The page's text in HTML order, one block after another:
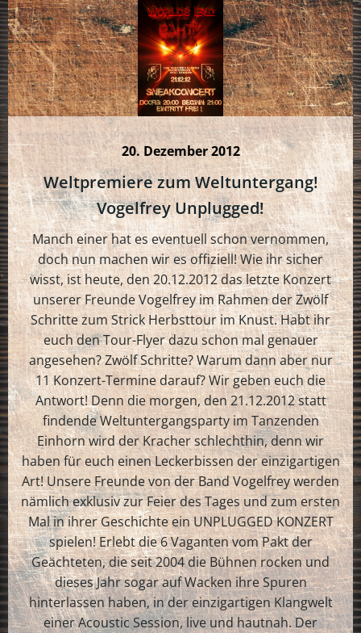
20. Dezember 2012
Weltpremiere zum Weltuntergang!
Vogelfrey Unplugged!
Manch einer hat es eventuell schon vernommen,
doch nun machen wir es offiziell! Wie ihr sicher
wisst, ist heute, den 20.12.2012 das letzte Konzert
unserer Freunde Vogelfrey im Rahmen der Zwölf
Schritte zum Strick Herbsttour im Knust. Habt ihr
euch den Tour-Flyer dazu schon mal genauer
angesehen? Zwölf Schritte? Warum dann aber nur
11 Konzert-Termine darauf? Wir geben euch die
Antwort! Denn die morgen, den 21.12.2012 statt
findende Weltuntergangsparty im Tanzenden
Einhorn wird der Kracher schlechthin, denn wir
haben für euch einen Leckerbissen der einzigartigen
Art! Unsere Freunde von der Band Vogelfrey werden
nämlich exklusiv zur Feier des Tages und zum ersten
Mal in ihrer Geschichte ein UNPLUGGED KONZERT
spielen! Erlebt die 6 Vaganten vom Pakt der
Geächteten, die seit 2004 die Bühnen rocken und
dieses Jahr sogar auf Wacken ihre Spuren
hinterlassen haben, in der einzigartigen Klangwelt
einer Acoustic Session, live und hautnah. Der